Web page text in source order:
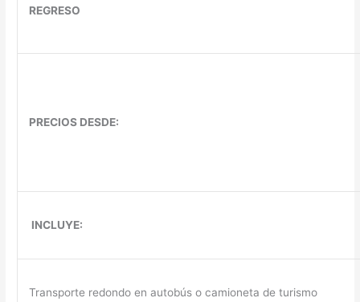
REGRESO
PRECIOS DESDE:
INCLUYE:
Transporte redondo en autobús o camioneta de turismo